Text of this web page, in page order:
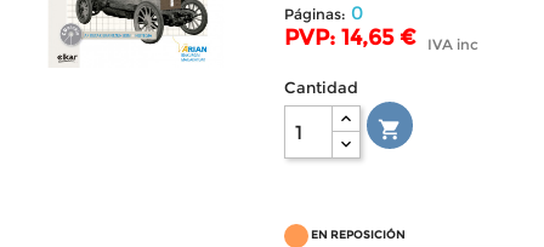
Páginas: 0
PVP: 14,65 € IVA inc
Cantidad

EN REPOSICIÓN